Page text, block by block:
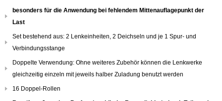
besonders für die Anwendung bei fehlendem Mittenauflagepunkt der
Last
Set bestehend aus: 2 Lenkeinheiten, 2 Deichseln und je 1 Spur- und
Verbindungsstange
Doppelte Verwendung: Ohne weiteres Zubehör können die Lenkwerke
gleichzeitig einzeln mit jeweils halber Zuladung benutzt werden
16 Doppel-Rollen